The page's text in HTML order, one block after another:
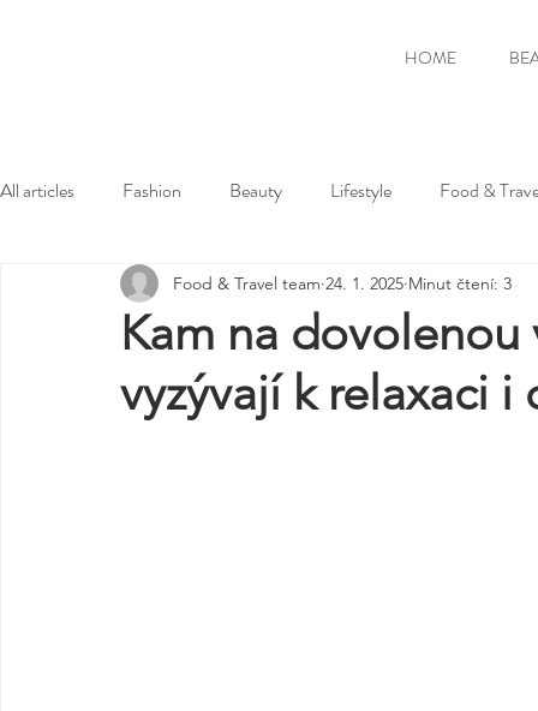
HOME
All articles Fashion Beauty Lifestyle Food &
Kam na dovolenou
vyzývají k relaxaci i
Food & Travel team 24. 1. 2025 Minut čtení: 3